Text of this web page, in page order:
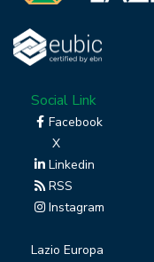
Social Link
Facebook
X
Linkedin
RSS
Instagram
Lazio Europa